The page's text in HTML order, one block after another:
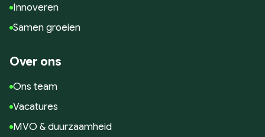
Innoveren
Samen groeien
Over ons
Ons team
Vacatures
MVO & duurzaamheid